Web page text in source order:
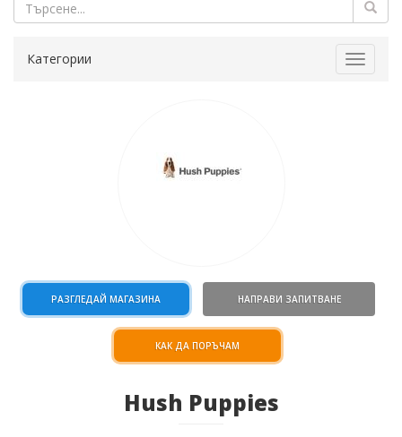
Toggle
Категории
РАЗГЛЕДАЙ МАГАЗИНА НАПРАВИ ЗАПИТВАНЕ
КАК ДА ПОРЪЧАМ
Hush Puppies